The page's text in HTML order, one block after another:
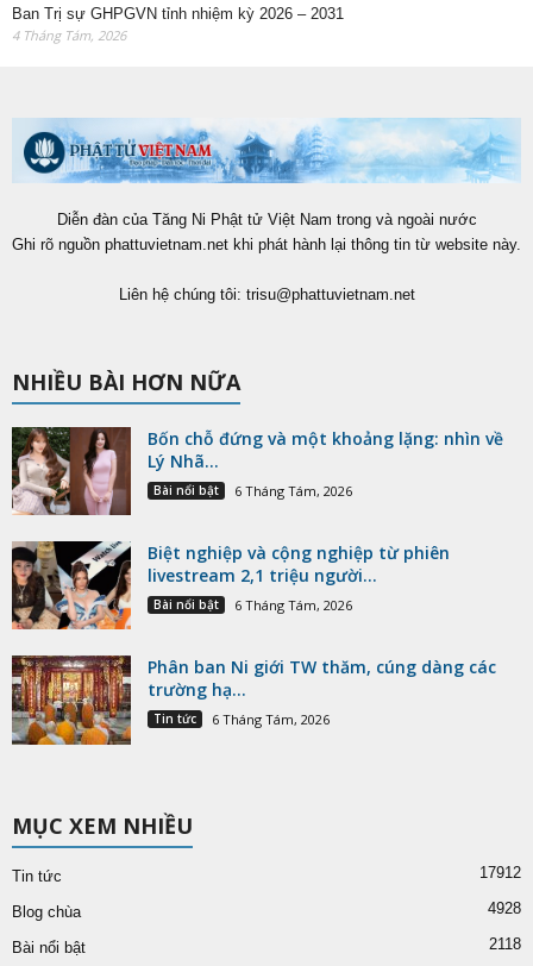
Ban Trị sự GHPGVN tỉnh nhiệm kỳ 2026 – 2031
4 Tháng Tám, 2026
Diễn đàn của Tăng Ni Phật tử Việt Nam trong và ngoài nước
Ghi rõ nguồn phattuvietnam.net khi phát hành lại thông tin từ website này.
Liên hệ chúng tôi: trisu@phattuvietnam.net
NHIỀU BÀI HƠN NỮA
Bốn chỗ đứng và một khoảng lặng: nhìn về
Lý Nhã...
Bài nổi bật 6 Tháng Tám, 2026
Biệt nghiệp và cộng nghiệp từ phiên
livestream 2,1 triệu người...
Bài nổi bật 6 Tháng Tám, 2026
Phân ban Ni giới TW thăm, cúng dàng các
trường hạ...
Tin tức 6 Tháng Tám, 2026
MỤC XEM NHIỀU
Tin tức 17912
Blog chùa 4928
Bài nổi bật 2118